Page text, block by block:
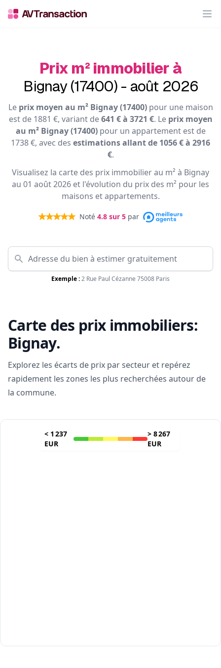
Prix m² immobilier à
Bignay (17400) - août 2026
Le prix moyen au m² Bignay (17400)pour une maison
est de 1881 €, variant de641 € à 3721 €. Le prix moyen
au m² Bignay (17400)pour un appartement est de
1738 €, avec des estimations allant de 1056 € à 2916
€.
Visualisez la carte des prix immobilier au m² à Bignay
au 01 août 2026 et l'évolution du prix des m² pour les
maisons et appartements.
Noté 4.8 sur 5 par
Exemple :2 Rue Paul Cézanne 75008 Paris
Carte des prix immobiliers:
Bignay.
Explorez les écarts de prix par secteur et repérez
rapidement les zones les plus recherchées autour de
la commune.
< 1 237
EUR
> 8 267
EUR